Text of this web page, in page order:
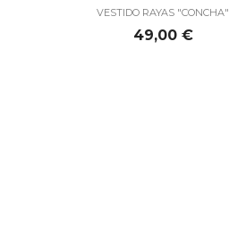
VESTIDO RAYAS "CONCHA"
Precio
49,00 €
Vista rápida